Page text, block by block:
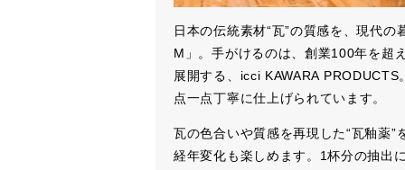
日本の伝統素材“瓦”の質感を、現代
M」。手がけるのは、創業100年を超
展開する、icci KAWARA
点一点丁寧に仕上げられています。
瓦の色合いや質感を再現した“瓦釉薬
経年変化も楽しめます。1杯分の抽出